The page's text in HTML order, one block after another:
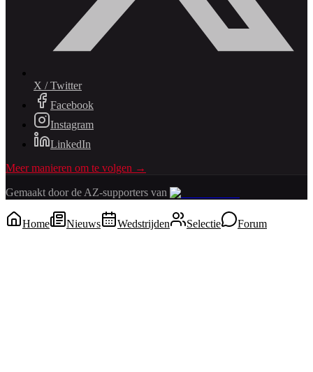
X / Twitter
Facebook
Instagram
LinkedIn
Meer manieren om te volgen →
Gemaakt door de AZ-supporters van
Home Nieuws Wedstrijden Selectie Forum